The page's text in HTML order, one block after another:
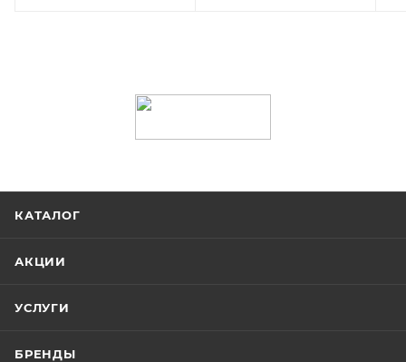
КАТАЛОГ
АКЦИИ
УСЛУГИ
БРЕНДЫ